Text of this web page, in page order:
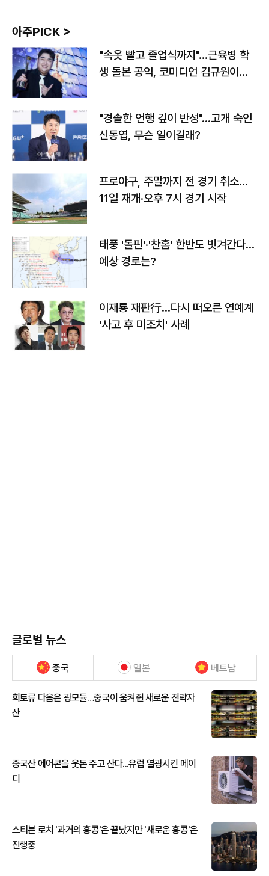
아주PICK >
"속옷 빨고 졸업식까지"…근육병 학
생 돌본 공익, 코미디언 김규원이었
"경솔한 언행 깊이 반성"…고개 숙인
신동엽, 무슨 일이길래?
프로야구, 주말까지 전 경기 취소…
11일 재개·오후 7시 경기 시작
태풍 '돌핀'·'찬홈' 한반도 빗겨간다…
예상 경로는?
이재룡 재판行…다시 떠오른 연예계
'사고 후 미조치' 사례
글로벌 뉴스
중국 일본 베트남
희토류 다음은 광모듈…중국이 움켜쥔 새로운 전략자
산
중국산 에어콘을 웃돈 주고 산다...유럽 열광시킨 메이
디
스티븐 로치 '과거의 홍콩'은 끝났지만 '새로운 홍콩'은
진행중